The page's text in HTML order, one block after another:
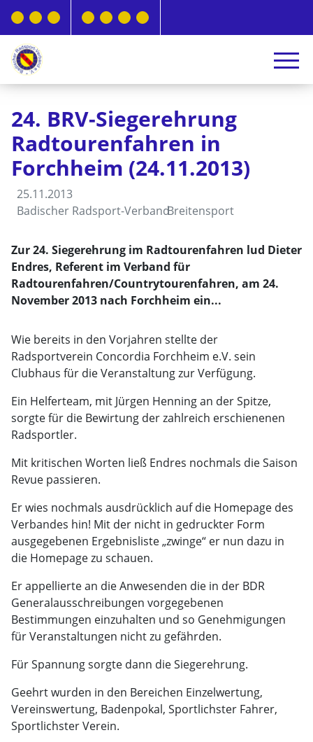
24. BRV-Siegerehrung
Radtourenfahren in
Forchheim (24.11.2013)
25.11.2013
Badischer Radsport-VerbandBreitensport
Zur 24. Siegerehrung im Radtourenfahren lud Dieter
Endres, Referent im Verband für
Radtourenfahren/Countrytourenfahren, am 24.
November 2013 nach Forchheim ein...
Wie bereits in den Vorjahren stellte der
Radsportverein Concordia Forchheim e.V. sein
Clubhaus für die Veranstaltung zur Verfügung.
Ein Helferteam, mit Jürgen Henning an der Spitze,
sorgte für die Bewirtung der zahlreich erschienenen
Radsportler.
Mit kritischen Worten ließ Endres nochmals die Saison
Revue passieren.
Er wies nochmals ausdrücklich auf die Homepage des
Verbandes hin! Mit der nicht in gedruckter Form
ausgegebenen Ergebnisliste „zwinge“ er nun dazu in
die Homepage zu schauen.
Er appellierte an die Anwesenden die in der BDR
Generalausschreibungen vorgegebenen
Bestimmungen einzuhalten und so Genehmigungen
für Veranstaltungen nicht zu gefährden.
Für Spannung sorgte dann die Siegerehrung.
Geehrt wurden in den Bereichen Einzelwertung,
Vereinswertung, Badenpokal, Sportlichster Fahrer,
Sportlichster Verein.